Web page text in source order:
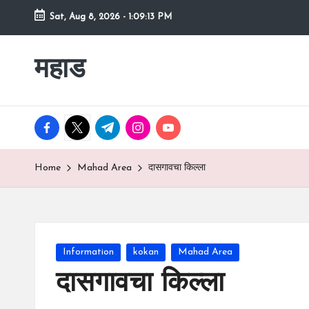
Skip
content
Sat, Aug 8, 2026 - 1:09:14 PM
महाड
कोकणातील
Raigad
रायगड
facebook.com
twitter.com
t.me instagram.com
youtube.com
Home Mahad Area दासगावचा किल्ला
Posted
Information kokan Mahad Area
दासगावचा किल्ला